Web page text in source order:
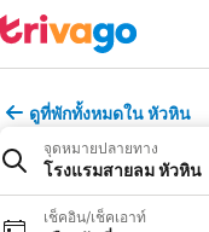
ดูที่พักทั้งหมดใน หัวหิน
จุดหมายปลายทาง
โรงแรมสายลม หัวหิน
เช็คอิน/เช็คเอาท์